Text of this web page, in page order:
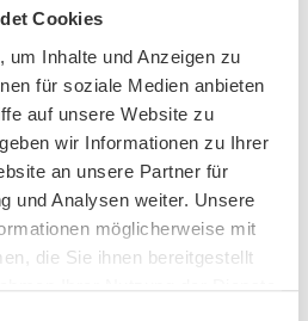
Cookies
um Inhalte und Anzeigen zu
für soziale Medien anbieten
auf unsere Website zu
wir Informationen zu Ihrer
an unsere Partner für
und Analysen weiter. Unsere
möglicherweise mit
die Sie ihnen bereitgestellt
Ihrer Nutzung der Dienste
Legs | Abdomen